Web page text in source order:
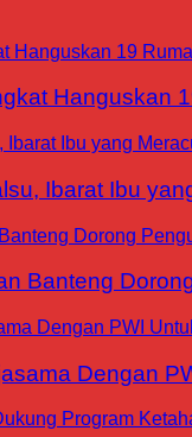
Hanguskan
Ibarat Ibu
Banteng
Dengan